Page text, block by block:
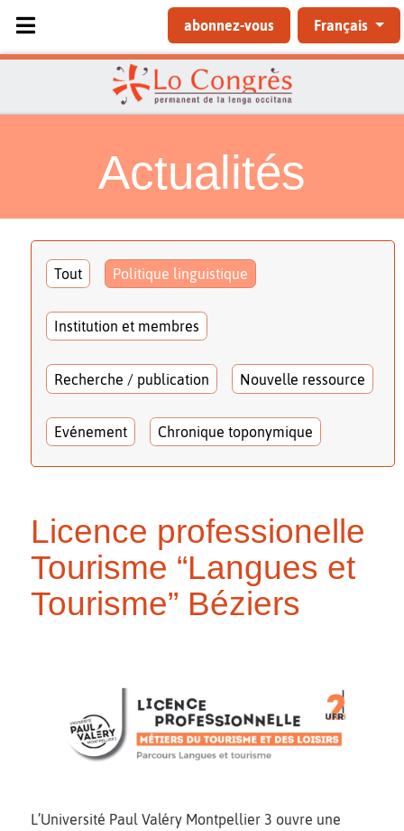
Sélectionnez votre langue
abonnez-vous Français
Actualités
Tout Politique linguistique
Institution et membres
Recherche / publication Nouvelle ressource
Evénement Chronique toponymique
Licence professionelle
Tourisme “Langues et
Tourisme” Béziers
L’Université Paul Valéry Montpellier 3 ouvre une